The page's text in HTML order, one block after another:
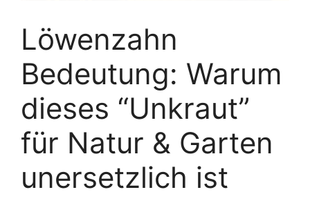
Löwenzahn
Bedeutung: Warum
dieses “Unkraut”
für Natur & Garten
unersetzlich ist